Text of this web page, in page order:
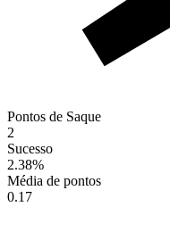
Pontos de Saque
2
Sucesso
2.38%
Média de pontos
0.17